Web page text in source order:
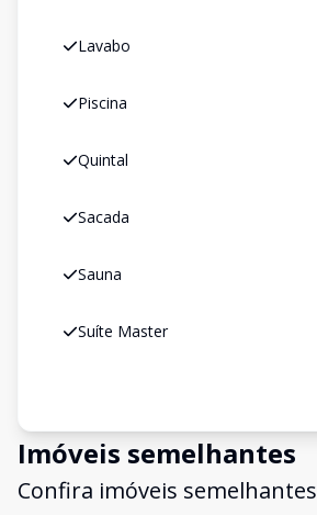
Lavabo
Piscina
Quintal
Sacada
Sauna
Suíte Master
Imóveis semelhantes
Confira imóveis semelhantes